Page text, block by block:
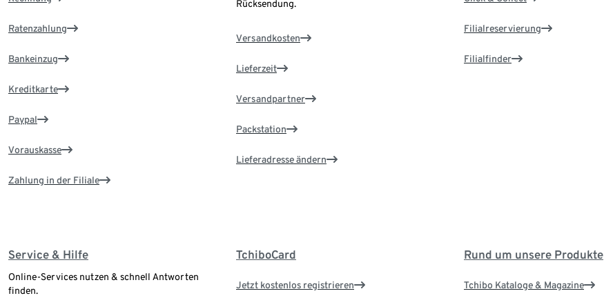
Ratenzahlung
Bankeinzug
Kreditkarte
Paypal
Vorauskasse
Zahlung in der Filiale
Rücksendung.
Versandkosten
Lieferzeit
Versandpartner
Packstation
Lieferadresse ändern
Filialreservierung
Filialfinder
Service & Hilfe
Online-Services nutzen & schnell Antworten
finden.
TchiboCard
Jetzt kostenlos registrieren
Rund um unsere Produkte
Tchibo Kataloge & Magazine